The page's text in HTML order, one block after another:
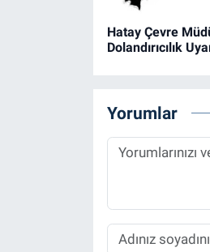
Hatay Çevre
Dolandırıcılık
Yorumlar